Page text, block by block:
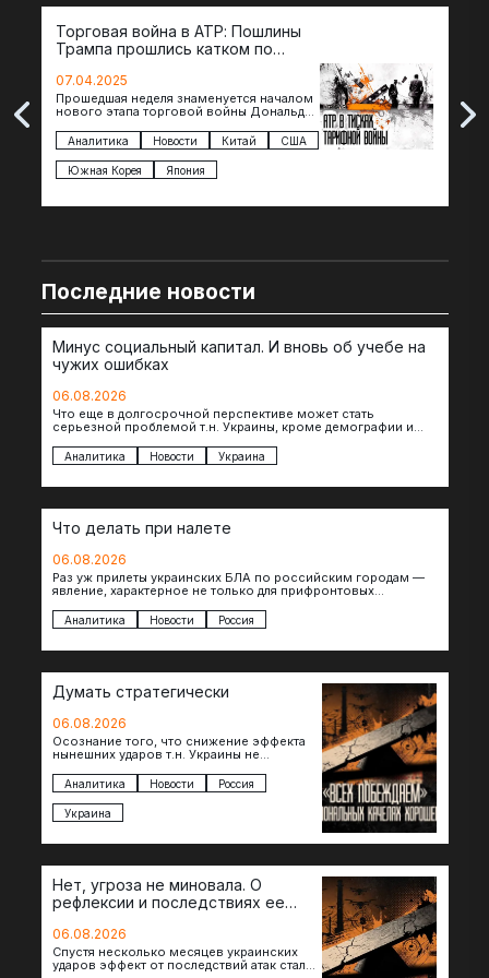
Торговая война в АТР: Пошлины
Трампа прошлись катком по
07.04.2025
Прошедшая неделя знаменуется началом
нового этапа торговой войны Дональда
импорта из более 100 стран…
Аналитика Новости Китай США
Южная Корея Япония
The
Последние новости
Минус социальный капитал. И вновь об учебе на
чужих ошибках
06.08.2026
Что еще в долгосрочной перспективе может стать
серьезной проблемой т.н. Украины, кроме демографии и
которых будет…
Аналитика Новости Украина
Что делать при налете
06.08.2026
Раз уж прилеты украинских БЛА по российским городам —
явление, характерное не только для прифронтовых
Аналитика Новости Россия
Думать стратегически
06.08.2026
Осознание того, что снижение эффекта
нынешних ударов т.н. Украины не
возможностей — повод задаться
вопросом: что делать…
Аналитика Новости Россия
Украина
Нет, угроза не миновала. О
рефлексии и последствиях ее
06.08.2026
Спустя несколько месяцев украинских
ударов эффект от последствий атак стал